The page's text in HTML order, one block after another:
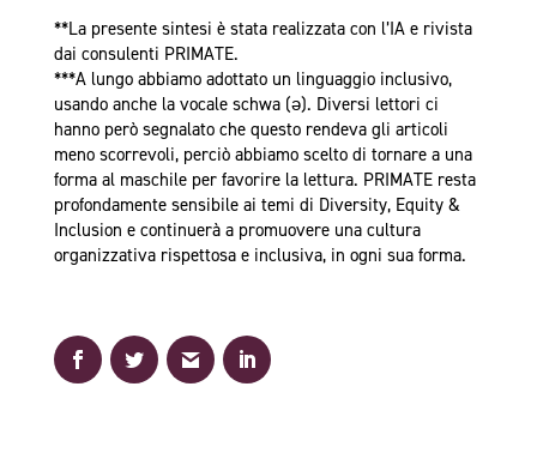
**La presente sintesi è stata realizzata con l’IA e rivista
dai consulenti PRIMATE.
***A lungo abbiamo adottato un linguaggio inclusivo,
usando anche la vocale schwa (ə). Diversi lettori ci
hanno però segnalato che questo rendeva gli articoli
meno scorrevoli, perciò abbiamo scelto di tornare a una
forma al maschile per favorire la lettura. PRIMATE resta
profondamente sensibile ai temi di Diversity, Equity &
Inclusion e continuerà a promuovere una cultura
organizzativa rispettosa e inclusiva, in ogni sua forma.